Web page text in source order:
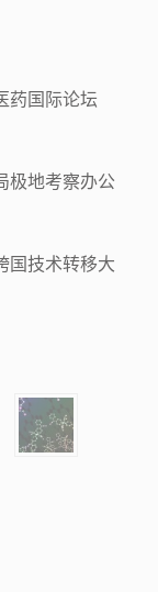
药国际论坛
极地考察办公
国技术转移大